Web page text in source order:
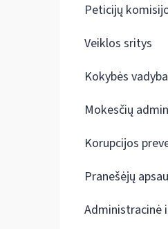
Peticijų
Veiklos sritys
Kokybės vadyba
Mokesčių
Korupcijos
Pranešėjų
Administracinė